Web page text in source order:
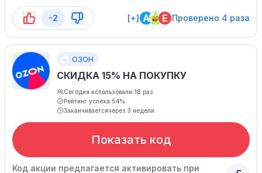
списке. Спешите воспользоваться
предложением, оно ограничено по времени.
-2 [+] A E Проверено 4 раза
ОЗОН
СКИДКА 15% НА ПОКУПКУ
Сегодня использовали:18 раз
Рейтинг успеха:54%
Заканчиваетсячерез 3 недели
Показать код
Код акции предлагается активировать при